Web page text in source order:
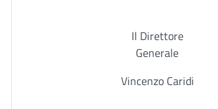
Il Direttore
Generale
Vincenzo Caridi